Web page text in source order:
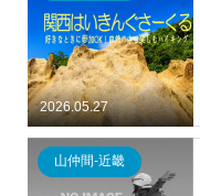
2026.05.27
山仲間-近畿